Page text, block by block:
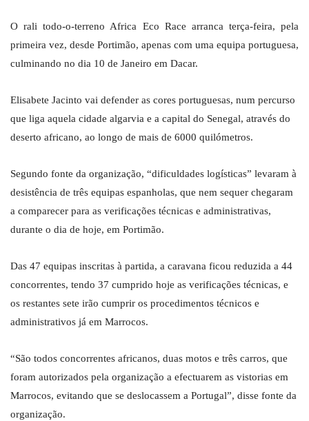
O rali todo-o-terreno Africa Eco Race arranca terça-feira, pela
primeira vez, desde Portimão, apenas com uma equipa portuguesa,
culminando no dia 10 de Janeiro em Dacar.
Elisabete Jacinto vai defender as cores portuguesas, num percurso
que liga aquela cidade algarvia e a capital do Senegal, através do
deserto africano, ao longo de mais de 6000 quilómetros.
Segundo fonte da organização, “dificuldades logísticas” levaram à
desistência de três equipas espanholas, que nem sequer chegaram
a comparecer para as verificações técnicas e administrativas,
durante o dia de hoje, em Portimão.
Das 47 equipas inscritas à partida, a caravana ficou reduzida a 44
concorrentes, tendo 37 cumprido hoje as verificações técnicas, e
os restantes sete irão cumprir os procedimentos técnicos e
administrativos já em Marrocos.
“São todos concorrentes africanos, duas motos e três carros, que
foram autorizados pela organização a efectuarem as vistorias em
Marrocos, evitando que se deslocassem a Portugal”, disse fonte da
organização.